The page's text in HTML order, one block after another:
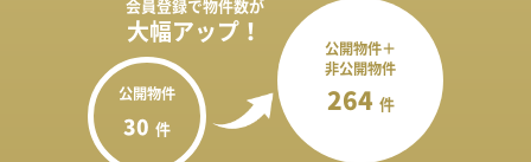
会員登録で物件数が
大幅アップ！
公開物件
30 件
公開物件＋
非公開物件
264 件